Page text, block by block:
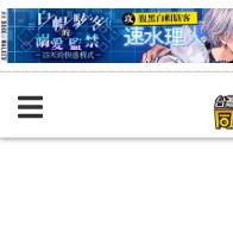
BOOKY書集倉庫